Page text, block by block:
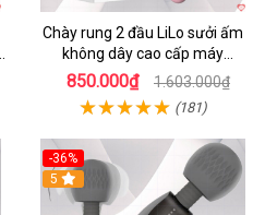
Chày rung 2 đầu LiLo sưởi ấm
không dây cao cấp máy
massage G
850.000₫ 1.603.000₫
(181)
-36%
5